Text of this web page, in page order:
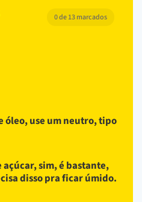
0 de 13 marcados
óleo, use um neutro, tipo
açúcar, sim, é bastante,
disso pra ficar úmido.